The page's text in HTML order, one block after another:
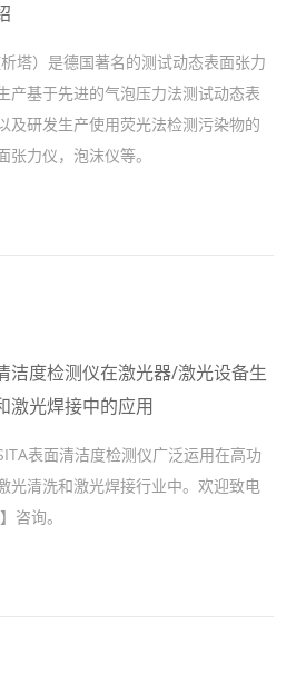
塔）是德国著名的测试动态表面张力
产基于先进的气泡压力法测试动态表
及研发生产使用荧光法检测污染物的
张力仪，泡沫仪等。
洁度检测仪在激光器/激光设备生
激光焊接中的应用
表面清洁度检测仪广泛运用在高功
光清洗和激光焊接行业中。欢迎致电
咨询。